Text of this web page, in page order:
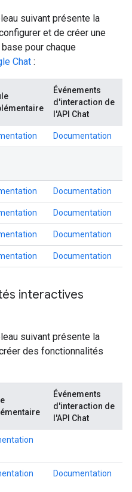
suivant présente la
et de créer une
pour chaque
Chat :
Événements
d'interaction de
l'API Chat
Documentation
Documentation
Documentation
Documentation
Documentation
interactives
suivant présente la
des fonctionnalités
Événements
d'interaction de
l'API Chat
Documentation